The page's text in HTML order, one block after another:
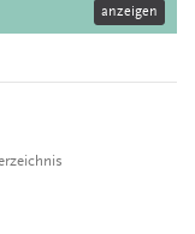
anzeigen